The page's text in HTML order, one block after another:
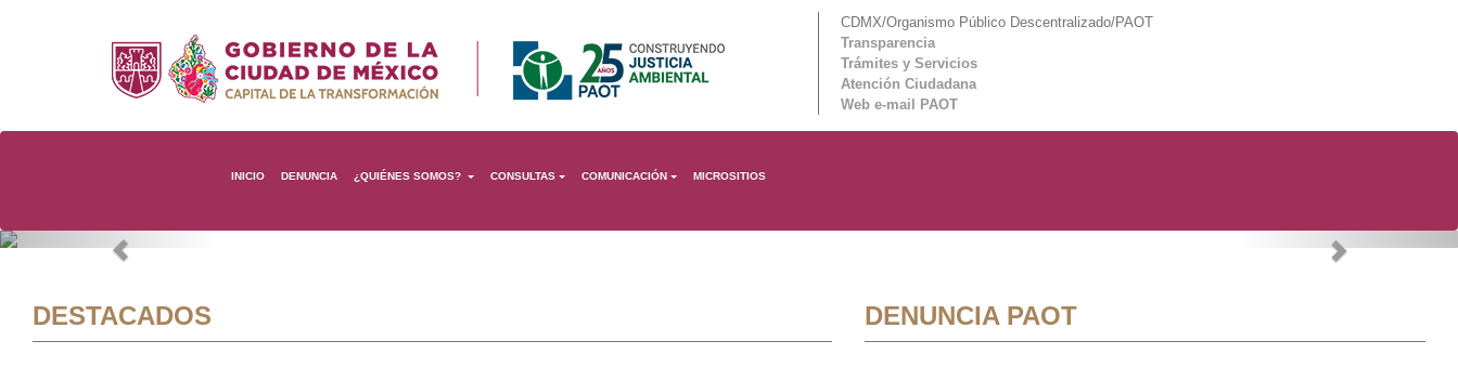
CDMX/Organismo Público Descentralizado/PAOT
Transparencia
Trámites y Servicios
Atención Ciudadana
Web e-mail PAOT
INICIO DENUNCIA ¿QUIÉNES SOMOS? CONSULTAS COMUNICACIÓN MICROSITIOS
Previous Next
DESTACADOS DENUNCIA PAOT